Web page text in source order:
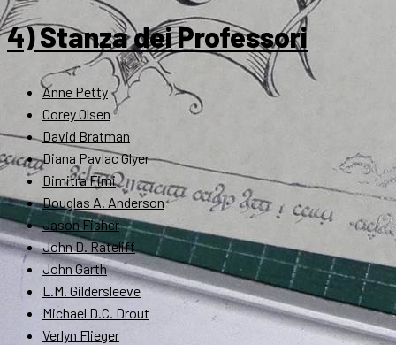
4) Stanza dei Professori
Anne Petty
Corey Olsen
David Bratman
Diana Pavlac Glyer
Dimitra Fimi
Douglas A. Anderson
Jason Fisher
John D. Rateliff
John Garth
L.M. Gildersleeve
Michael D.C. Drout
Verlyn Flieger